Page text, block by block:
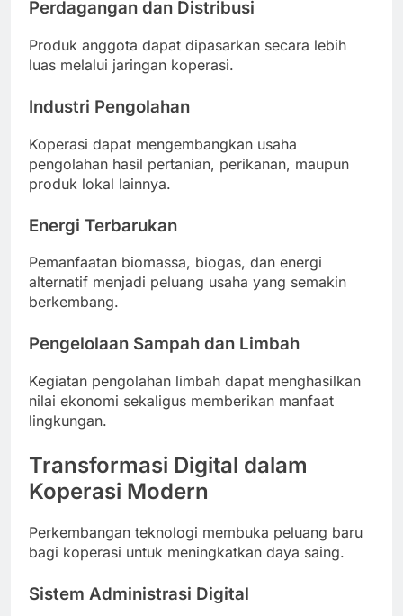
Perdagangan dan Distribusi
Produk anggota dapat dipasarkan secara lebih
luas melalui jaringan koperasi.
Industri Pengolahan
Koperasi dapat mengembangkan usaha
pengolahan hasil pertanian, perikanan, maupun
produk lokal lainnya.
Energi Terbarukan
Pemanfaatan biomassa, biogas, dan energi
alternatif menjadi peluang usaha yang semakin
berkembang.
Pengelolaan Sampah dan Limbah
Kegiatan pengolahan limbah dapat menghasilkan
nilai ekonomi sekaligus memberikan manfaat
lingkungan.
Transformasi Digital dalam
Koperasi Modern
Perkembangan teknologi membuka peluang baru
bagi koperasi untuk meningkatkan daya saing.
Sistem Administrasi Digital